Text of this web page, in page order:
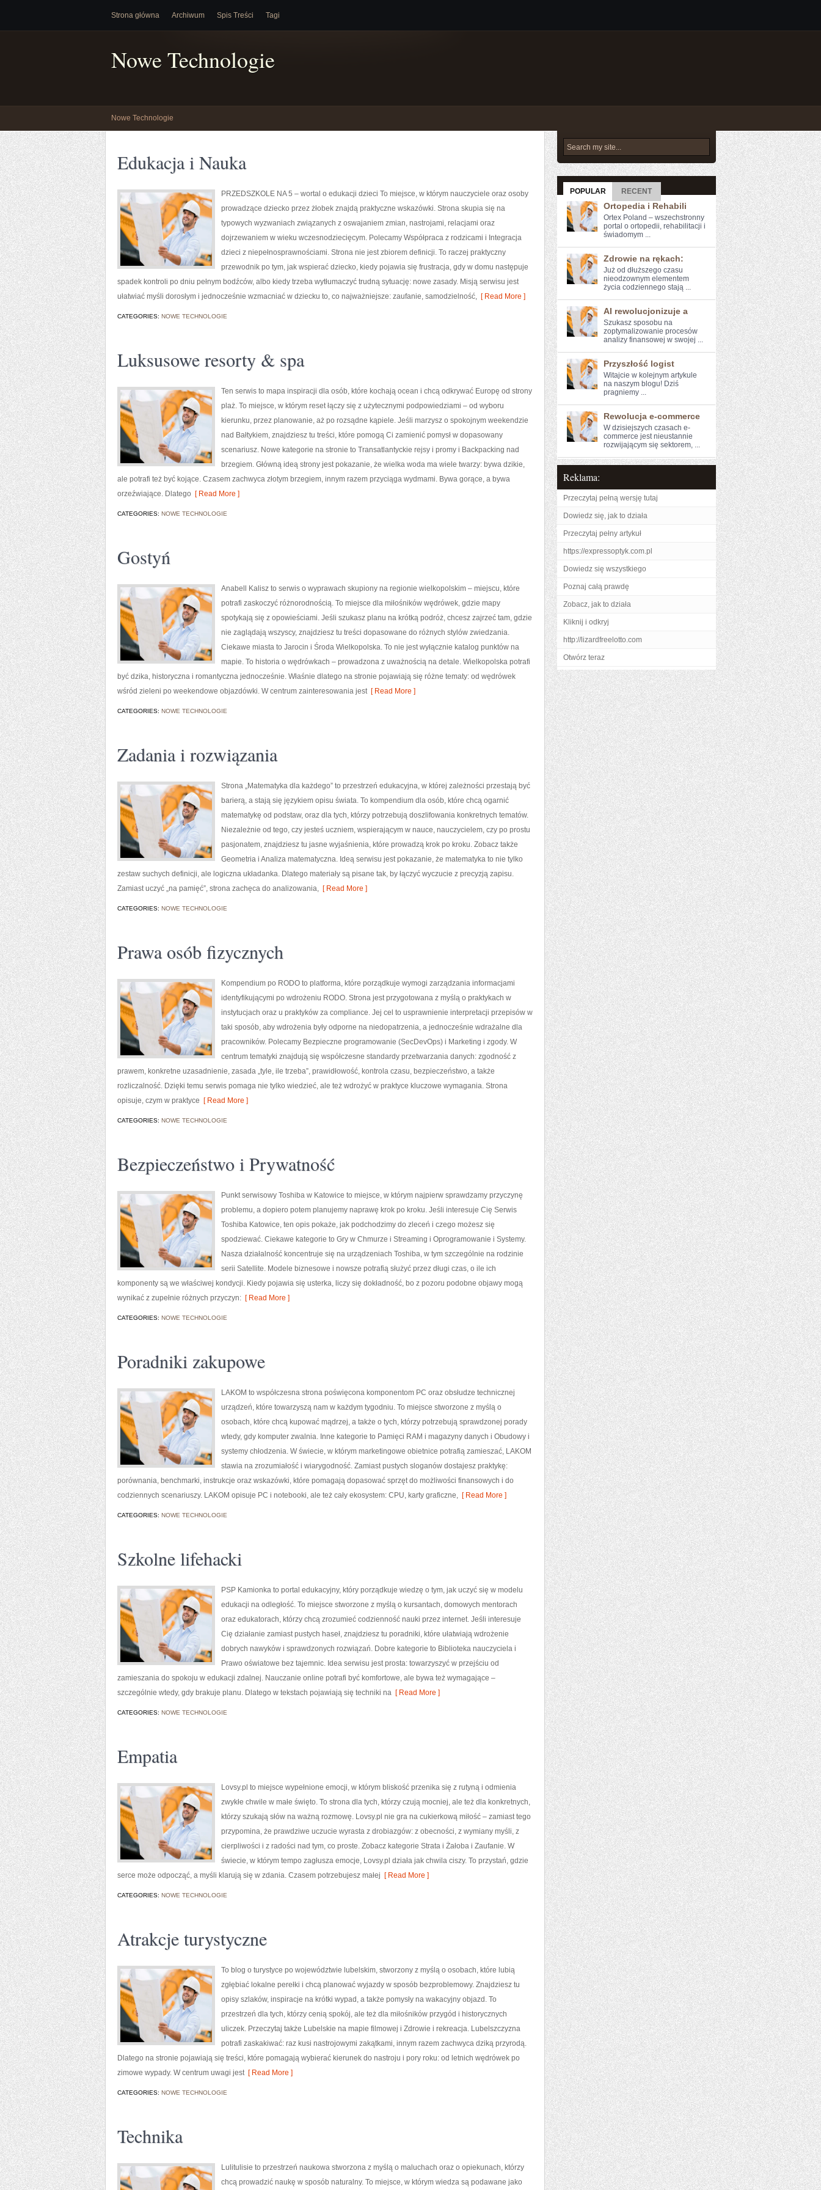
Strona główna Archiwum Spis Treści Tagi
Nowe Technologie
Nowe Technologie
Edukacja i Nauka
PRZEDSZKOLE NA 5 – wortal o edukacji dzieci To miejsce, w którym nauczyciele oraz osoby
prowadzące dziecko przez żłobek znajdą praktyczne wskazówki. Strona skupia się na
typowych wyzwaniach związanych z oswajaniem zmian, nastrojami, relacjami oraz
dojrzewaniem w wieku wczesnodziecięcym. Polecamy Współpraca z rodzicami i Integracja
dzieci z niepełnosprawnościami. Strona nie jest zbiorem definicji. To raczej praktyczny
przewodnik po tym, jak wspierać dziecko, kiedy pojawia się frustracja, gdy w domu następuje
spadek kontroli po dniu pełnym bodźców, albo kiedy trzeba wytłumaczyć trudną sytuację: nowe zasady. Misją serwisu jest
ułatwiać myśli dorosłym i jednocześnie wzmacniać w dziecku to, co najważniejsze: zaufanie, samodzielność, [ Read More ]
CATEGORIES: NOWE TECHNOLOGIE
Luksusowe resorty & spa
Ten serwis to mapa inspiracji dla osób, które kochają ocean i chcą odkrywać Europę od strony
plaż. To miejsce, w którym reset łączy się z użytecznymi podpowiedziami – od wyboru
kierunku, przez planowanie, aż po rozsądne kąpiele. Jeśli marzysz o spokojnym weekendzie
nad Bałtykiem, znajdziesz tu treści, które pomogą Ci zamienić pomysł w dopasowany
scenariusz. Nowe kategorie na stronie to Transatlantyckie rejsy i promy i Backpacking nad
brzegiem. Główną ideą strony jest pokazanie, że wielka woda ma wiele twarzy: bywa dzikie,
ale potrafi też być kojące. Czasem zachwyca złotym brzegiem, innym razem przyciąga wydmami. Bywa gorące, a bywa
orzeźwiające. Dlatego [ Read More ]
CATEGORIES: NOWE TECHNOLOGIE
Gostyń
Anabell Kalisz to serwis o wyprawach skupiony na regionie wielkopolskim – miejscu, które
potrafi zaskoczyć różnorodnością. To miejsce dla miłośników wędrówek, gdzie mapy
spotykają się z opowieściami. Jeśli szukasz planu na krótką podróż, chcesz zajrzeć tam, gdzie
nie zaglądają wszyscy, znajdziesz tu treści dopasowane do różnych stylów zwiedzania.
Ciekawe miasta to Jarocin i Środa Wielkopolska. To nie jest wyłącznie katalog punktów na
mapie. To historia o wędrówkach – prowadzona z uważnością na detale. Wielkopolska potrafi
być dzika, historyczna i romantyczna jednocześnie. Właśnie dlatego na stronie pojawiają się różne tematy: od wędrówek
wśród zieleni po weekendowe objazdówki. W centrum zainteresowania jest[ Read More ]
CATEGORIES: NOWE TECHNOLOGIE
Zadania i rozwiązania
Strona „Matematyka dla każdego” to przestrzeń edukacyjna, w której zależności przestają być
barierą, a stają się językiem opisu świata. To kompendium dla osób, które chcą ogarnić
matematykę od podstaw, oraz dla tych, którzy potrzebują doszlifowania konkretnych tematów.
Niezależnie od tego, czy jesteś uczniem, wspierającym w nauce, nauczycielem, czy po prostu
pasjonatem, znajdziesz tu jasne wyjaśnienia, które prowadzą krok po kroku. Zobacz także
Geometria i Analiza matematyczna. Ideą serwisu jest pokazanie, że matematyka to nie tylko
zestaw suchych definicji, ale logiczna układanka. Dlatego materiały są pisane tak, by łączyć wyczucie z precyzją zapisu.
Zamiast uczyć „na pamięć”, strona zachęca do analizowania, [ Read More ]
CATEGORIES: NOWE TECHNOLOGIE
Prawa osób fizycznych
Kompendium po RODO to platforma, które porządkuje wymogi zarządzania informacjami
identyfikującymi po wdrożeniu RODO. Strona jest przygotowana z myślą o praktykach w
instytucjach oraz u praktyków za compliance. Jej cel to usprawnienie interpretacji przepisów w
taki sposób, aby wdrożenia były odporne na niedopatrzenia, a jednocześnie wdrażalne dla
pracowników. Polecamy Bezpieczne programowanie (SecDevOps) i Marketing i zgody. W
centrum tematyki znajdują się współczesne standardy przetwarzania danych: zgodność z
prawem, konkretne uzasadnienie, zasada „tyle, ile trzeba”, prawidłowość, kontrola czasu, bezpieczeństwo, a także
rozliczalność. Dzięki temu serwis pomaga nie tylko wiedzieć, ale też wdrożyć w praktyce kluczowe wymagania. Strona
opisuje, czym w praktyce [ Read More ]
CATEGORIES: NOWE TECHNOLOGIE
Bezpieczeństwo i Prywatność
Punkt serwisowy Toshiba w Katowice to miejsce, w którym najpierw sprawdzamy przyczynę
problemu, a dopiero potem planujemy naprawę krok po kroku. Jeśli interesuje Cię Serwis
Toshiba Katowice, ten opis pokaże, jak podchodzimy do zleceń i czego możesz się
spodziewać. Ciekawe kategorie to Gry w Chmurze i Streaming i Oprogramowanie i Systemy.
Nasza działalność koncentruje się na urządzeniach Toshiba, w tym szczególnie na rodzinie
serii Satellite. Modele biznesowe i nowsze potrafią służyć przez długi czas, o ile ich
komponenty są we właściwej kondycji. Kiedy pojawia się usterka, liczy się dokładność, bo z pozoru podobne objawy mogą
wynikać z zupełnie różnych przyczyn: [ Read More ]
CATEGORIES: NOWE TECHNOLOGIE
Poradniki zakupowe
LAKOM to współczesna strona poświęcona komponentom PC oraz obsłudze technicznej
urządzeń, które towarzyszą nam w każdym tygodniu. To miejsce stworzone z myślą o
osobach, które chcą kupować mądrzej, a także o tych, którzy potrzebują sprawdzonej porady
wtedy, gdy komputer zwalnia. Inne kategorie to Pamięci RAM i magazyny danych i Obudowy i
systemy chłodzenia. W świecie, w którym marketingowe obietnice potrafią zamieszać, LAKOM
stawia na zrozumiałość i wiarygodność. Zamiast pustych sloganów dostajesz praktykę:
porównania, benchmarki, instrukcje oraz wskazówki, które pomagają dopasować sprzęt do możliwości finansowych i do
codziennych scenariuszy. LAKOM opisuje PC i notebooki, ale też cały ekosystem: CPU, karty graficzne, [ Read More ]
CATEGORIES: NOWE TECHNOLOGIE
Szkolne lifehacki
PSP Kamionka to portal edukacyjny, który porządkuje wiedzę o tym, jak uczyć się w modelu
edukacji na odległość. To miejsce stworzone z myślą o kursantach, domowych mentorach
oraz edukatorach, którzy chcą zrozumieć codzienność nauki przez internet. Jeśli interesuje
Cię działanie zamiast pustych haseł, znajdziesz tu poradniki, które ułatwiają wdrożenie
dobrych nawyków i sprawdzonych rozwiązań. Dobre kategorie to Biblioteka nauczyciela i
Prawo oświatowe bez tajemnic. Idea serwisu jest prosta: towarzyszyć w przejściu od
zamieszania do spokoju w edukacji zdalnej. Nauczanie online potrafi być komfortowe, ale bywa też wymagające –
szczególnie wtedy, gdy brakuje planu. Dlatego w tekstach pojawiają się techniki na [ Read More ]
CATEGORIES: NOWE TECHNOLOGIE
Empatia
Lovsy.pl to miejsce wypełnione emocji, w którym bliskość przenika się z rutyną i odmienia
zwykłe chwile w małe święto. To strona dla tych, którzy czują mocniej, ale też dla konkretnych,
którzy szukają słów na ważną rozmowę. Lovsy.pl nie gra na cukierkową miłość – zamiast tego
przypomina, że prawdziwe uczucie wyrasta z drobiazgów: z obecności, z wymiany myśli, z
cierpliwości i z radości nad tym, co proste. Zobacz kategorie Strata i Żałoba i Zaufanie. W
świecie, w którym tempo zagłusza emocje, Lovsy.pl działa jak chwila ciszy. To przystań, gdzie
serce może odpocząć, a myśli klarują się w zdania. Czasem potrzebujesz małej [ Read More ]
CATEGORIES: NOWE TECHNOLOGIE
Atrakcje turystyczne
To blog o turystyce po województwie lubelskim, stworzony z myślą o osobach, które lubią
zgłębiać lokalne perełki i chcą planować wyjazdy w sposób bezproblemowy. Znajdziesz tu
opisy szlaków, inspiracje na krótki wypad, a także pomysły na wakacyjny objazd. To
przestrzeń dla tych, którzy cenią spokój, ale też dla miłośników przygód i historycznych
uliczek. Przeczytaj także Lubelskie na mapie filmowej i Zdrowie i rekreacja. Lubelszczyzna
potrafi zaskakiwać: raz kusi nastrojowymi zakątkami, innym razem zachwyca dziką przyrodą.
Dlatego na stronie pojawiają się treści, które pomagają wybierać kierunek do nastroju i pory roku: od letnich wędrówek po
zimowe wypady. W centrum uwagi jest[ Read More ]
CATEGORIES: NOWE TECHNOLOGIE
Technika
Lulitulisie to przestrzeń naukowa stworzona z myślą o maluchach oraz o opiekunach, którzy
chcą prowadzić naukę w sposób naturalny. To miejsce, w którym wiedza są podawane jako
POPULAR RECENT
Ortopedia i Rehabili
Ortex Poland – wszechstronny
portal o ortopedii, rehabilitacji i
świadomym ...
Zdrowie na rękach:
Już od dłuższego ⁣czasu
nieodzownym elementem
życia codziennego stają ...
AI rewolucjonizuje a
Szukasz sposobu na
zoptymalizowanie ⁤procesów
analizy finansowej w swojej ...
Przyszłość logist
Witajcie w kolejnym artykule⁣
na naszym blogu! Dziś
pragniemy⁤ ...
Rewolucja e-commerce
W dzisiejszych‌ czasach e-
commerce jest nieustannie
rozwijającym się ​sektorem, ...
Reklama:
Przeczytaj pełną wersję tutaj
Dowiedz się, jak to działa
Przeczytaj pełny artykuł
https://expressoptyk.com.pl
Dowiedz się wszystkiego
Poznaj całą prawdę
Zobacz, jak to działa
Kliknij i odkryj
http://lizardfreelotto.com
Otwórz teraz